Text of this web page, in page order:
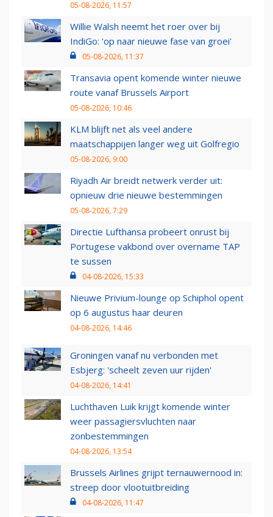
05-08-2026, 11:57
Willie Walsh neemt het roer over bij
IndiGo: 'op naar nieuwe fase van groei'
05-08-2026, 11:37
Transavia opent komende winter nieuwe
route vanaf Brussels Airport
05-08-2026, 10:46
KLM blijft net als veel andere
maatschappijen langer weg uit Golfregio
05-08-2026, 9:00
Riyadh Air breidt netwerk verder uit:
opnieuw drie nieuwe bestemmingen
05-08-2026, 7:29
Directie Lufthansa probeert onrust bij
Portugese vakbond over overname TAP
te sussen
04-08-2026, 15:33
Nieuwe Privium-lounge op Schiphol opent
op 6 augustus haar deuren
04-08-2026, 14:46
Groningen vanaf nu verbonden met
Esbjerg: 'scheelt zeven uur rijden'
04-08-2026, 14:41
Luchthaven Luik krijgt komende winter
weer passagiersvluchten naar
zonbestemmingen
04-08-2026, 13:54
Brussels Airlines grijpt ternauwernood in:
streep door vlootuitbreiding
04-08-2026, 11:47